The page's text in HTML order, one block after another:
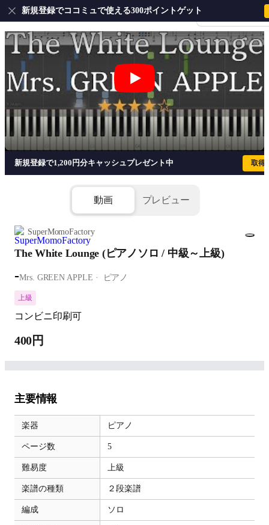
会員登録・ログイ
新規登録でココミュで使える300ポイントゲット
The White Lounge (ピアノソロ / 中級
新規登録で1,200円分キャッシュプレゼント中 取得
動画 プレビュー
SuperMomoFactory
The White Lounge (ピアノソロ / 中級～上級)
-Mrs. GREEN APPLE ピアノ
上級
コンビニ印刷可
400円
主要情報
楽器 ピアノ
ページ数 5
難易度 上級
楽譜の種類 ２段楽譜
編成 ソロ